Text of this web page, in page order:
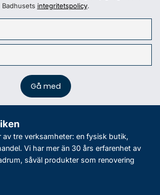
Badhusets integritetspolicy.
av tre verksamheter: en fysisk butik,
Vi har mer än 30 års erfarenhet av
såväl produkter som renovering